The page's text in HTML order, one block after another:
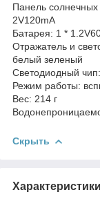
Панель солнечных
2V120mA
Батарея: 1 *
Отражатель и
белый зеленый
Светодиодный
Режим работы:
Вес: 214 г
Скрыть
Характеристики